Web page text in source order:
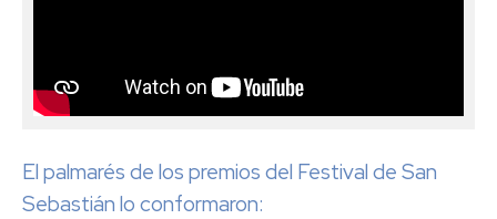
El palmarés de los premios del Festival de San
Sebastián lo conformaron: